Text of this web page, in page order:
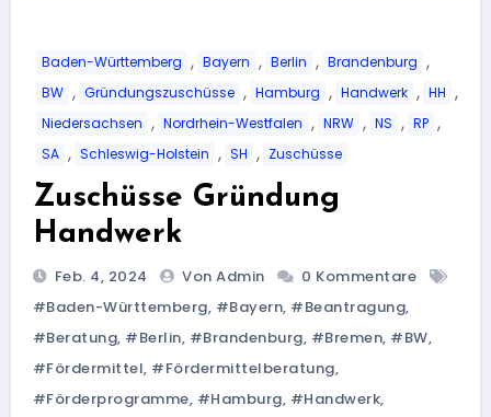
Baden-Württemberg , Bayern , Berlin , Brandenburg ,
BW , Gründungszuschüsse , Hamburg , Handwerk , HH ,
Niedersachsen , Nordrhein-Westfalen , NRW , NS , RP ,
SA , Schleswig-Holstein , SH , Zuschüsse
Zuschüsse Gründung
Handwerk
Feb. 4, 2024 Von Admin
0 Kommentare
#Baden-Württemberg, #Bayern, #Beantragung,
#Beratung, #Berlin, #Brandenburg, #Bremen, #BW,
#Fördermittel, #Fördermittelberatung,
#Förderprogramme, #Hamburg, #Handwerk,